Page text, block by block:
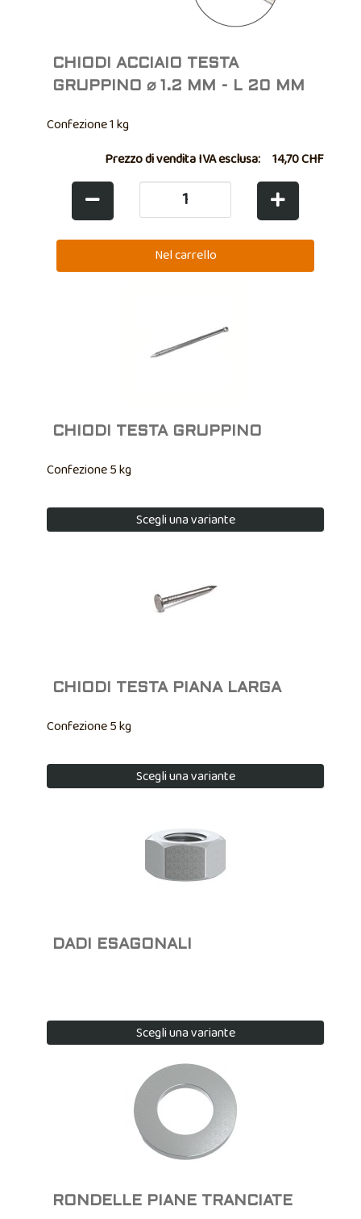
CHIODI ACCIAIO TESTA
GRUPPINO ⌀ 1.2 MM - L 20 MM
Confezione 1 kg
Prezzo di vendita IVA esclusa: 14,70 CHF
CHIODI TESTA GRUPPINO
Confezione 5 kg
Scegli una variante
CHIODI TESTA PIANA LARGA
Confezione 5 kg
Scegli una variante
DADI ESAGONALI
Scegli una variante
RONDELLE PIANE TRANCIATE